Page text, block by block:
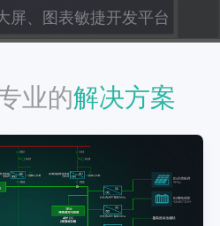
屏、图表敏捷开发平台
业的解决方案